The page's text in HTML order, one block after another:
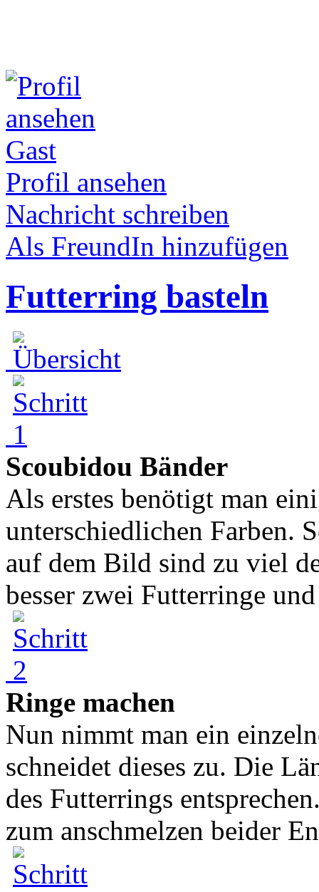
Gast
Profil ansehen
Nachricht schreiben
Als FreundIn hinzufügen
Futterring basteln
Scoubidou Bänder
Als erstes benötigt man
unterschiedlichen Farben.
auf dem Bild sind zu viel
besser zwei Futterringe
Ringe machen
Nun nimmt man ein
schneidet dieses zu. Die
des Futterrings
zum anschmelzen beider